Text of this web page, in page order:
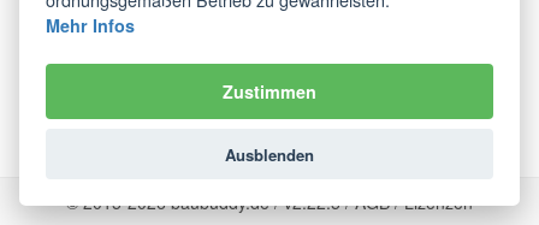
gesendet.
Auf der Website oder in der App eingetragene Daten, wie
bspw. Mitarbeiter- oder Kunden-Daten können jederzeit
selbstständig gelöscht werden.
10. Aktualität und Änderungen
© 2015-2026 baubuddy.de / v2.22.5 /AGB/Lizenzen
Mehr Infos
Zustimmen
Ausblenden